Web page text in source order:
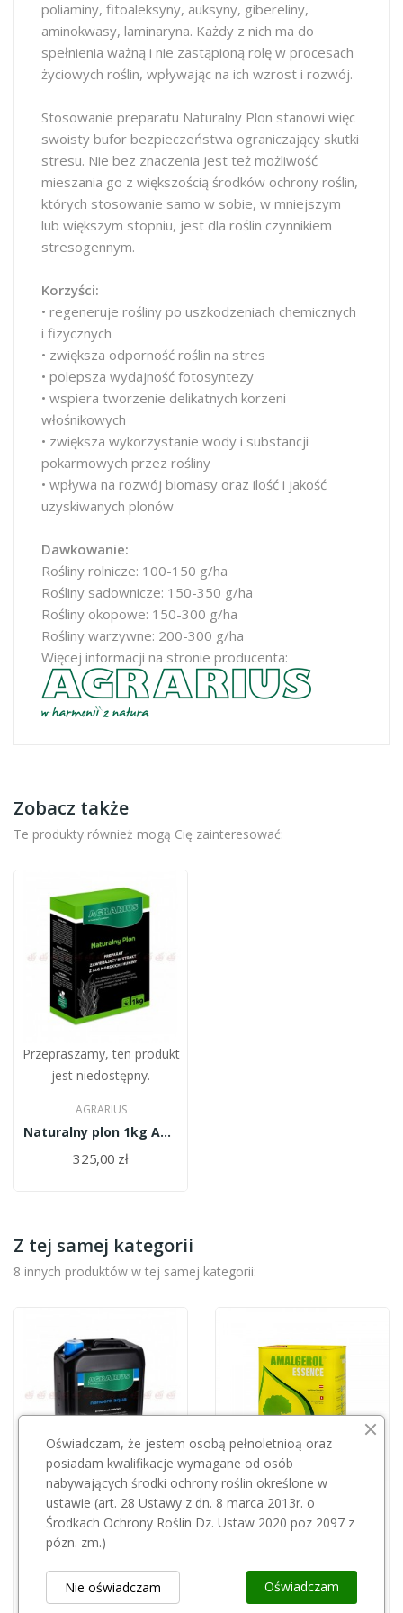
poliaminy, fitoaleksyny, auksyny, gibereliny,
aminokwasy, laminaryna. Każdy z nich ma do
spełnienia ważną i nie zastąpioną rolę w procesach
życiowych roślin, wpływając na ich wzrost i rozwój.
Stosowanie preparatu Naturalny Plon stanowi więc
swoisty bufor bezpieczeństwa ograniczający skutki
stresu. Nie bez znaczenia jest też możliwość
mieszania go z większością środków ochrony roślin,
których stosowanie samo w sobie, w mniejszym
lub większym stopniu, jest dla roślin czynnikiem
stresogennym.
Korzyści:
• regeneruje rośliny po uszkodzeniach chemicznych
i fizycznych
• zwiększa odporność roślin na stres
• polepsza wydajność fotosyntezy
• wspiera tworzenie delikatnych korzeni
włośnikowych
• zwiększa wykorzystanie wody i substancji
pokarmowych przez rośliny
• wpływa na rozwój biomasy oraz ilość i jakość
uzyskiwanych plonów
Dawkowanie:
Rośliny rolnicze: 100-150 g/ha
Rośliny sadownicze: 150-350 g/ha
Rośliny okopowe: 150-300 g/ha
Rośliny warzywne: 200-300 g/ha
Więcej informacji na stronie producenta:
Zobacz także
Te produkty również mogą Cię zainteresować:
Przepraszamy, ten produkt
jest niedostępny.
AGRARIUS
Naturalny plon 1kg Agrarius
325,00 zł
Z tej samej kategorii
8 innych produktów w tej samej kategorii:
AGRARIUS
Nano-gro AQUA 5l Agrarius
1 965,00 zł
Przepraszamy, ten produkt
jest niedostępny.
Amalgerol Essence 3l
275,00 zł
Oświadczam, że jestem osobą pełnoletnioą oraz
posiadam kwalifikacje wymagane od osób
nabywających środki ochrony roślin określone w
ustawie (art. 28 Ustawy z dn. 8 marca 2013r. o
Środkach Ochrony Roślin Dz. Ustaw 2020 poz 2097 z
pózn. zm.)
Oświadczam
Nie oświadczam